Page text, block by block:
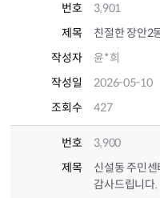
번호
3,901
제목
친절한 장안2
작성자
윤*희
작성일
2026-05-10
조회수
427
번호
3,900
제목
신설동 주민
감사드립니다.